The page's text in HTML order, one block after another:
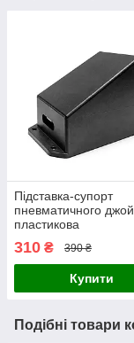
Підставка-супорт
пневматичного
пластикова
310 ₴ 390 ₴
Купити
Подібні товари